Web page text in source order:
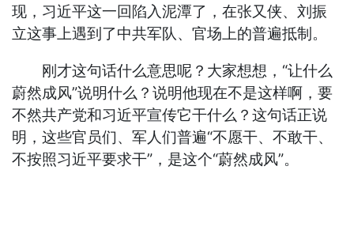
现，习近平这一回陷入泥潭了，在张又侠、刘振
立这事上遇到了中共军队、官场上的普遍抵制。
刚才这句话什么意思呢？大家想想，“让什么
蔚然成风”说明什么？说明他现在不是这样啊，要
不然共产党和习近平宣传它干什么？这句话正说
明，这些官员们、军人们普遍“不愿干、不敢干、
不按照习近平要求干”，是这个“蔚然成风”。